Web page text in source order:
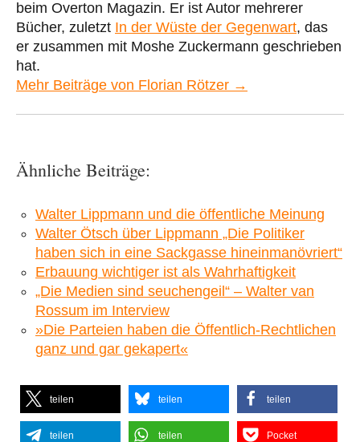
beim Overton Magazin. Er ist Autor mehrerer
Bücher, zuletzt In der Wüste der Gegenwart, das
er zusammen mit Moshe Zuckermann geschrieben
hat.
Mehr Beiträge von Florian Rötzer →
Ähnliche Beiträge:
Walter Lippmann und die öffentliche Meinung
Walter Ötsch über Lippmann „Die Politiker
haben sich in eine Sackgasse hineinmanövriert“
Erbauung wichtiger ist als Wahrhaftigkeit
„Die Medien sind seuchengeil“ – Walter van
Rossum im Interview
»Die Parteien haben die Öffentlich-Rechtlichen
ganz und gar gekapert«
teilen teilen teilen
teilen teilen Pocket